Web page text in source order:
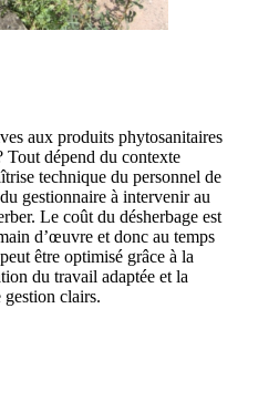
aux produits phytosanitaires
Tout dépend du contexte
technique du personnel de
gestionnaire à intervenir au
Le coût du désherbage est
d’œuvre et donc au temps
être optimisé grâce à la
du travail adaptée et la
clairs.